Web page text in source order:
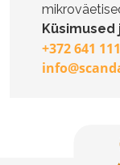
Küsimused
+372 641